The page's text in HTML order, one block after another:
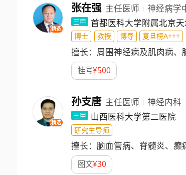
精选
张在强 主任医师 神经病学
三甲 首都医科大学附属北京
博士
教授 博导 复旦榜A+++
擅长： 周围神经病及肌肉病、
挂号¥500
精选
孙支唐 主任医师 神经内科
三甲 山西医科大学第二医院
研究生导师
擅长：脑血管病、脊髓炎、癫
图文¥30